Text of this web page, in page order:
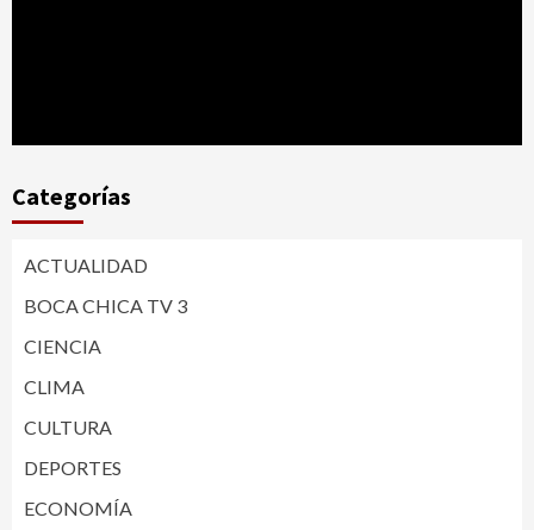
Categorías
ACTUALIDAD
BOCA CHICA TV 3
CIENCIA
CLIMA
CULTURA
DEPORTES
ECONOMÍA